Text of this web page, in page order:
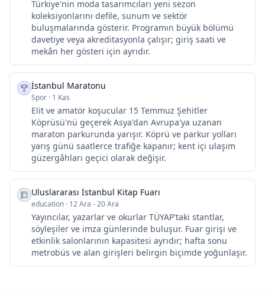
Türkiye'nin moda tasarımcıları yeni sezon
koleksiyonlarını defile, sunum ve sektör
buluşmalarında gösterir. Programın büyük bölümü
davetiye veya akreditasyonla çalışır; giriş saati ve
mekân her gösteri için ayrıdır.
İstanbul Maratonu
Spor · 1 Kas
Elit ve amatör koşucular 15 Temmuz Şehitler
Köprüsü'nü geçerek Asya'dan Avrupa'ya uzanan
maraton parkurunda yarışır. Köprü ve parkur yolları
yarış günü saatlerce trafiğe kapanır; kent içi ulaşım
güzergâhları geçici olarak değişir.
Uluslararası İstanbul Kitap Fuarı
education · 12 Ara - 20 Ara
Yayıncılar, yazarlar ve okurlar TÜYAP'taki stantlar,
söyleşiler ve imza günlerinde buluşur. Fuar girişi ve
etkinlik salonlarının kapasitesi ayrıdır; hafta sonu
metrobüs ve alan girişleri belirgin biçimde yoğunlaşır.